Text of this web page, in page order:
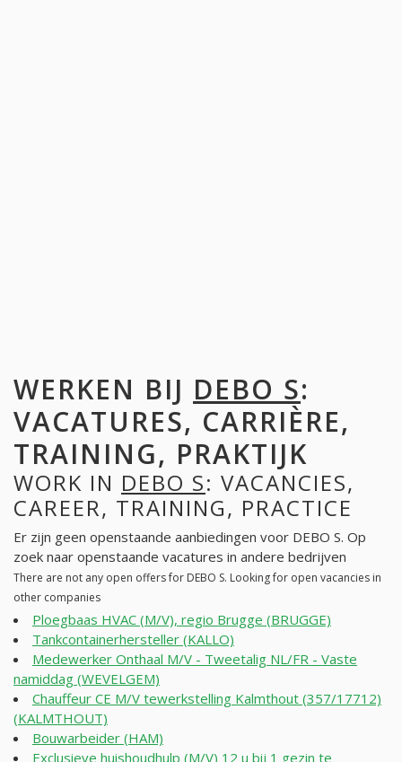
WERKEN BIJ DEBO S:
VACATURES, CARRIÈRE,
TRAINING, PRAKTIJK
WORK IN DEBO S: VACANCIES,
CAREER, TRAINING, PRACTICE
Er zijn geen openstaande aanbiedingen voor DEBO S. Op
zoek naar openstaande vacatures in andere bedrijven
There are not any open offers for DEBO S. Looking for open vacancies in
other companies
Ploegbaas HVAC (M/V), regio Brugge (BRUGGE)
Tankcontainerhersteller (KALLO)
Medewerker Onthaal M/V - Tweetalig NL/FR - Vaste
namiddag (WEVELGEM)
Chauffeur CE M/V tewerkstelling Kalmthout (357/17712)
(KALMTHOUT)
Bouwarbeider (HAM)
Exclusieve huishoudhulp (M/V) 12 u bij 1 gezin te